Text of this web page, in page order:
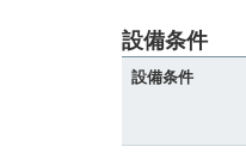
設備条件
設備条件